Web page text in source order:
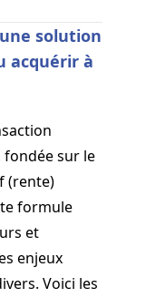
solution
acquérir à
sur le
(rente)
formule
et
enjeux
Voici les